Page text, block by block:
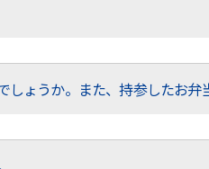
ょうか。また、持参したお弁